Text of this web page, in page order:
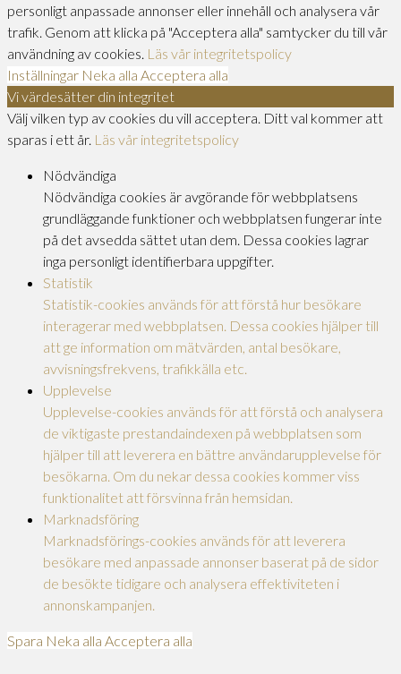
personligt anpassade annonser eller innehåll och analysera vår
trafik. Genom att klicka på "Acceptera alla" samtycker du till vår
användning av cookies. Läs vår integritetspolicy
Inställningar Neka alla Acceptera alla
Vi värdesätter din integritet
Välj vilken typ av cookies du vill acceptera. Ditt val kommer att
sparas i ett år. Läs vår integritetspolicy
Nödvändiga
Nödvändiga cookies är avgörande för webbplatsens
grundläggande funktioner och webbplatsen fungerar inte
på det avsedda sättet utan dem. Dessa cookies lagrar
inga personligt identifierbara uppgifter.
Statistik
Statistik-cookies används för att förstå hur besökare
interagerar med webbplatsen. Dessa cookies hjälper till
att ge information om mätvärden, antal besökare,
avvisningsfrekvens, trafikkälla etc.
Upplevelse
Upplevelse-cookies används för att förstå och analysera
de viktigaste prestandaindexen på webbplatsen som
hjälper till att leverera en bättre användarupplevelse för
besökarna. Om du nekar dessa cookies kommer viss
funktionalitet att försvinna från hemsidan.
Marknadsföring
Marknadsförings-cookies används för att leverera
besökare med anpassade annonser baserat på de sidor
de besökte tidigare och analysera effektiviteten i
annonskampanjen.
Spara Neka alla Acceptera alla